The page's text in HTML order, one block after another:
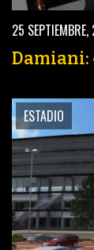
25
Damiani:
ESTADIO